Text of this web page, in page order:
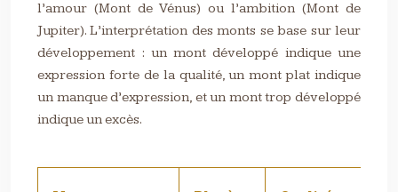
l’amour (Mont de Vénus) ou l’ambition (Mont de
Jupiter). L’interprétation des monts se base sur leur
développement : un mont développé indique une
expression forte de la qualité, un mont plat indique
un manque d’expression, et un mont trop développé
indique un excès.